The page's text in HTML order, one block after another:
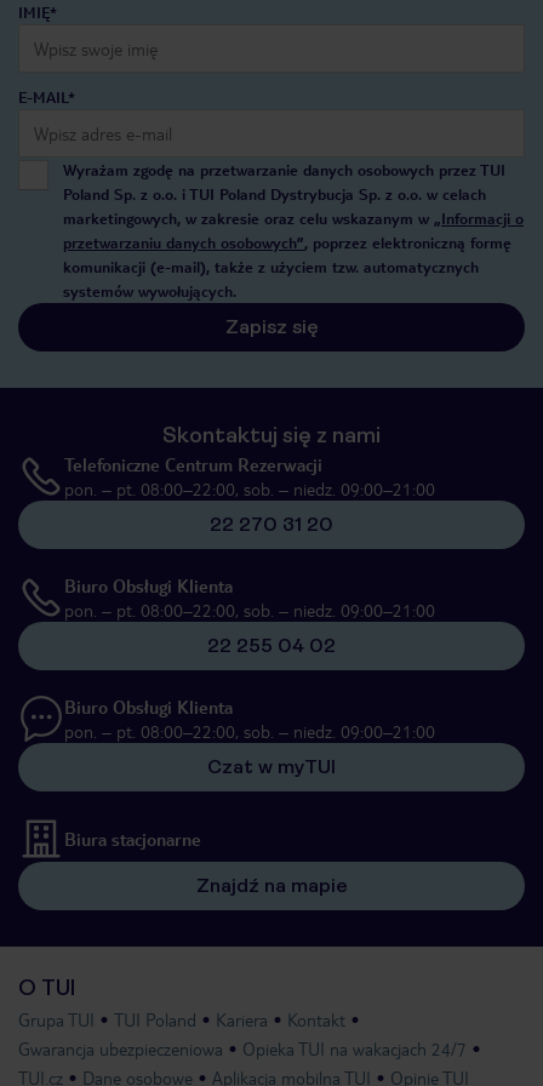
IMIĘ*
E-MAIL*
Wyrażam zgodę na przetwarzanie danych osobowych przez TUI
Poland Sp. z o.o. i TUI Poland Dystrybucja Sp. z o.o. w celach
marketingowych, w zakresie oraz celu wskazanym w „Informacji o
przetwarzaniu danych osobowych”, poprzez elektroniczną formę
komunikacji (e-mail), także z użyciem tzw. automatycznych
systemów wywołujących.
Zapisz się
Skontaktuj się z nami
Telefoniczne Centrum Rezerwacji
pon. – pt. 08:00–22:00, sob. – niedz. 09:00–21:00
22 270 31 20
Biuro Obsługi Klienta
pon. – pt. 08:00–22:00, sob. – niedz. 09:00–21:00
22 255 04 02
Biuro Obsługi Klienta
pon. – pt. 08:00–22:00, sob. – niedz. 09:00–21:00
Czat w myTUI
Biura stacjonarne
Znajdź na mapie
O TUI
Grupa TUI TUI Poland Kariera
Kontakt
Gwarancja ubezpieczeniowa
Opieka TUI na wakacjach 24/7
TUI.cz
Dane osobowe Aplikacja mobilna TUI Opinie TUI